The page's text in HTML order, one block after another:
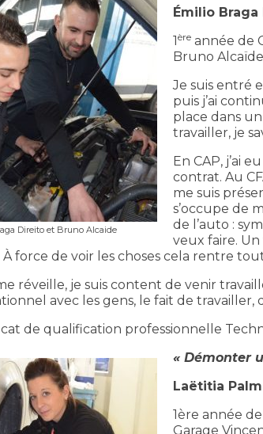
Direito et Bruno Alcaide
Émilio Braga
1ère année de
Bruno
Je suis entré
puis j’ai
place dans
travailler, je
En CAP, j’ai
contrat. Au
me suis
s’occupe de
de l’auto :
veux faire.
force de voir les choses cela rentre
réveille, je suis content de venir
avec les gens, le fait de travailler,
de qualification professionnelle
« Démonter
Laëtitia
1ère année
Garage